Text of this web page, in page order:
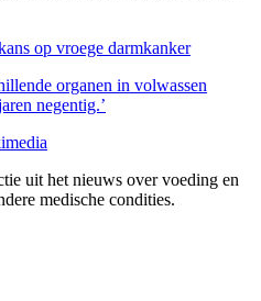
op vroege darmkanker
organen in volwassen
negentig.’
uit het nieuws over voeding en
medische condities.